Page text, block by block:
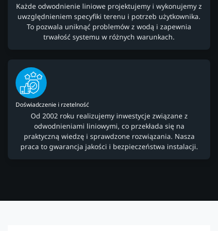
Każde odwodnienie liniowe projektujemy i wykonujemy z
uwzględnieniem specyfiki terenu i potrzeb użytkownika.
To pozwala uniknąć problemów z wodą i zapewnia
trwałość systemu w różnych warunkach.
Doświadczenie i rzetelność
Od 2002 roku realizujemy inwestycje związane z
odwodnieniami liniowymi, co przekłada się na
praktyczną wiedzę i sprawdzone rozwiązania. Nasza
praca to gwarancja jakości i bezpieczeństwa instalacji.